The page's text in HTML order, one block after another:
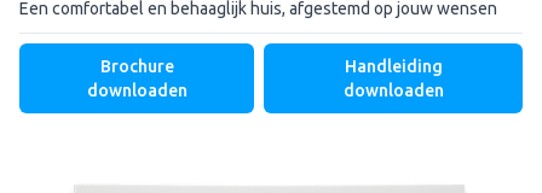
Een comfortabel en behaaglijk huis, afgestemd op jouw wensen
Brochure
downloaden
Handleiding
downloaden